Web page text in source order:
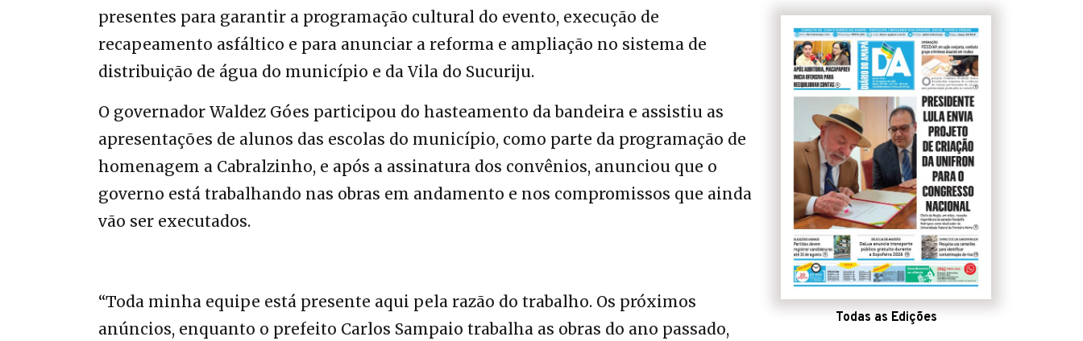
presentes para garantir a programação cultural do evento, execução de
recapeamento asfáltico e para anunciar a reforma e ampliação no sistema de
distribuição de água do município e da Vila do Sucuriju.
O governador Waldez Góes participou do hasteamento da bandeira e assistiu as
apresentações de alunos das escolas do município, como parte da programação de
homenagem a Cabralzinho, e após a assinatura dos convênios, anunciou que o
governo está trabalhando nas obras em andamento e nos compromissos que ainda
vão ser executados.
“Toda minha equipe está presente aqui pela razão do trabalho. Os próximos
anúncios, enquanto o prefeito Carlos Sampaio trabalha as obras do ano passado,
Todas as Edições